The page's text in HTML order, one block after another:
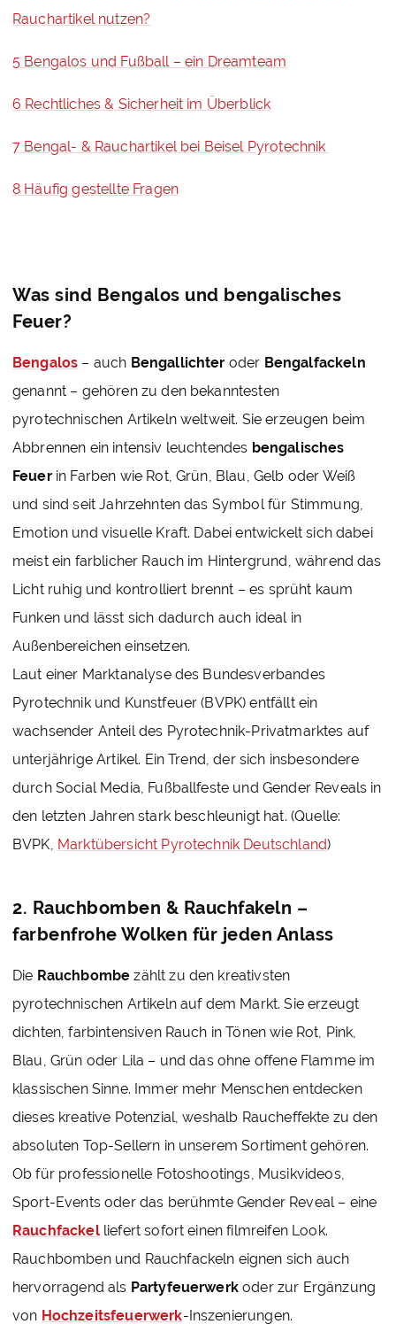
Rauchartikel nutzen?
5 Bengalos und Fußball – ein Dreamteam
6 Rechtliches & Sicherheit im Überblick
7 Bengal- & Rauchartikel bei Beisel Pyrotechnik
8 Häufig gestellte Fragen
Was sind Bengalos und bengalisches
Feuer?
Bengalos – auch Bengallichter oder Bengalfackeln
genannt – gehören zu den bekanntesten
pyrotechnischen Artikeln weltweit. Sie erzeugen beim
Abbrennen ein intensiv leuchtendes bengalisches
Feuerin Farben wie Rot, Grün, Blau, Gelb oder Weiß
und sind seit Jahrzehnten das Symbol für Stimmung,
Emotion und visuelle Kraft. Dabei entwickelt sich dabei
meist ein farblicher Rauch im Hintergrund, während das
Licht ruhig und kontrolliert brennt – es sprüht kaum
Funken und lässt sich dadurch auch ideal in
Außenbereichen einsetzen.
Laut einer Marktanalyse des Bundesverbandes
Pyrotechnik und Kunstfeuer (BVPK) entfällt ein
wachsender Anteil des Pyrotechnik-Privatmarktes auf
unterjährige Artikel. Ein Trend, der sich insbesondere
durch Social Media, Fußballfeste und Gender Reveals in
den letzten Jahren stark beschleunigt hat. (Quelle:
BVPK, Marktübersicht Pyrotechnik Deutschland)
2. Rauchbomben & Rauchfakeln –
farbenfrohe Wolken für jeden Anlass
Die Rauchbombezählt zu den kreativsten
pyrotechnischen Artikeln auf dem Markt. Sie erzeugt
dichten, farbintensiven Rauch in Tönen wie Rot, Pink,
Blau, Grün oder Lila – und das ohne offene Flamme im
klassischen Sinne. Immer mehr Menschen entdecken
dieses kreative Potenzial, weshalb Raucheffekte zu den
absoluten Top-Sellern in unserem Sortiment gehören.
Ob für professionelle Fotoshootings, Musikvideos,
Sport-Events oder das berühmte Gender Reveal – eine
Rauchfackelliefert sofort einen filmreifen Look.
Rauchbomben und Rauchfackeln eignen sich auch
hervorragend als Partyfeuerwerkoder zur Ergänzung
von Hochzeitsfeuerwerk-Inszenierungen.